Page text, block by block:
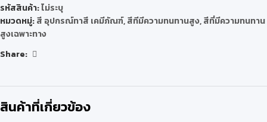
รหัสสินค้า:ไม่ระบุ
หมวดหมู่:สี อุปกรณ์ทาสี เคมีภัณฑ์,สีทีมีความทนทานสูง,สีที่มีความทนทาน
สูงเฉพาะทาง
Share:
สินค้าที่เกี่ยวข้อง